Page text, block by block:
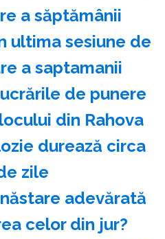
a săptămânii
ultima sesiune de
a saptamanii
de punere
din Rahova
durează circa
zile
adevărată
celor din jur?